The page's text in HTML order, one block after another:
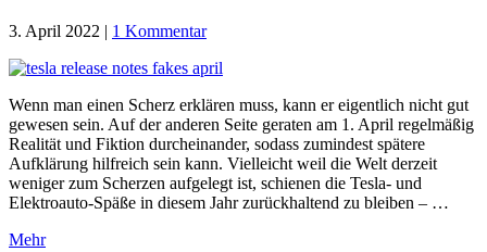
3. April 2022 | 1 Kommentar
Wenn man einen Scherz erklären muss, kann er eigentlich nicht gut
gewesen sein. Auf der anderen Seite geraten am 1. April regelmäßig
Realität und Fiktion durcheinander, sodass zumindest spätere
Aufklärung hilfreich sein kann. Vielleicht weil die Welt derzeit
weniger zum Scherzen aufgelegt ist, schienen die Tesla- und
Elektroauto-Späße in diesem Jahr zurückhaltend zu bleiben – …
Mehr